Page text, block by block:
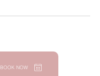
BOOK NOW